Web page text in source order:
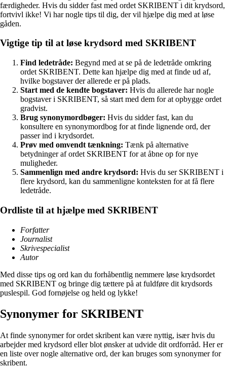
færdigheder. Hvis du sidder fast med ordet SKRIBENT i dit krydsord,
fortvivl ikke! Vi har nogle tips til dig, der vil hjælpe dig med at løse
gåden.
Vigtige tip til at løse krydsord med SKRIBENT
Find ledetråde: Begynd med at se på de ledetråde omkring
ordet SKRIBENT. Dette kan hjælpe dig med at finde ud af,
hvilke bogstaver der allerede er på plads.
Start med de kendte bogstaver: Hvis du allerede har nogle
bogstaver i SKRIBENT, så start med dem for at opbygge ordet
gradvist.
Brug synonymordbøger: Hvis du sidder fast, kan du
konsultere en synonymordbog for at finde lignende ord, der
passer ind i krydsordet.
Prøv med omvendt tænkning: Tænk på alternative
betydninger af ordet SKRIBENT for at åbne op for nye
muligheder.
Sammenlign med andre krydsord: Hvis du ser SKRIBENT i
flere krydsord, kan du sammenligne konteksten for at få flere
ledetråde.
Ordliste til at hjælpe med SKRIBENT
Forfatter
Journalist
Skrivespecialist
Autor
Med disse tips og ord kan du forhåbentlig nemmere løse krydsordet
med SKRIBENT og bringe dig tættere på at fuldføre dit krydsords
puslespil. God fornøjelse og held og lykke!
Synonymer for SKRIBENT
At finde synonymer for ordet skribent kan være nyttig, især hvis du
arbejder med krydsord eller blot ønsker at udvide dit ordforråd. Her er
en liste over nogle alternative ord, der kan bruges som synonymer for
skribent.